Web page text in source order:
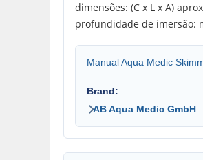
dimensões: (C x L x A)
profundidade de imersão:
Manual Aqua Medic
Brand:
AB Aqua Medic GmbH